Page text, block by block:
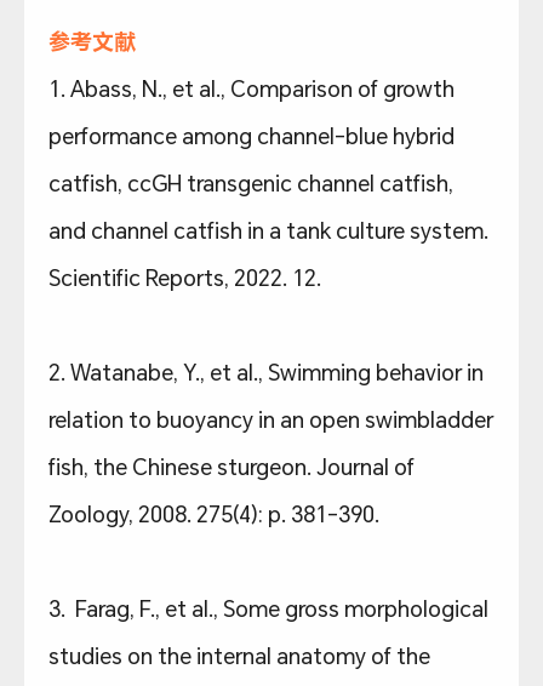
参考文献
1. Abass, N., et al., Comparison of growth
performance among channel-blue hybrid
catfish, ccGH transgenic channel catfish,
and channel catfish in a tank culture system.
Scientific Reports, 2022. 12.
2. Watanabe, Y., et al., Swimming behavior in
relation to buoyancy in an open swimbladder
fish, the Chinese sturgeon. Journal of
Zoology, 2008. 275(4): p. 381-390.
3. Farag, F., et al., Some gross morphological
studies on the internal anatomy of the